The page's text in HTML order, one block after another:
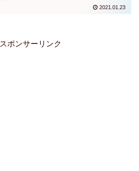
2021.01.23
スポンサーリンク